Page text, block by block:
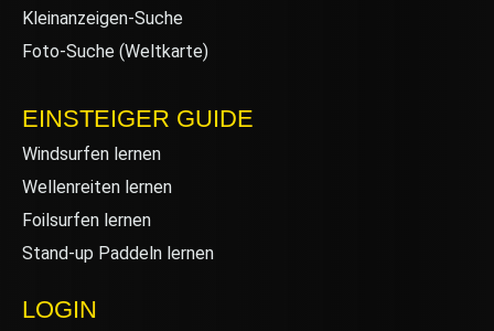
Kleinanzeigen-Suche
Foto-Suche (Weltkarte)
EINSTEIGER GUIDE
Windsurfen lernen
Wellenreiten lernen
Foilsurfen lernen
Stand-up Paddeln lernen
LOGIN